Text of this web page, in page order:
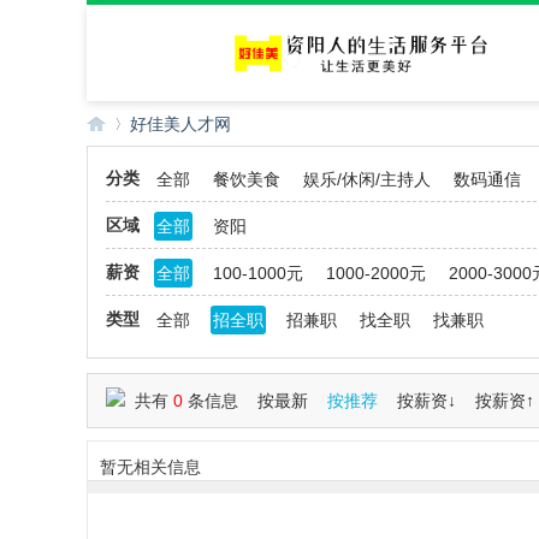
佳
»
好佳美人才网
分类 全部 餐饮美食 娱乐/休闲/主持人 数码通信
区域 全部 资阳
薪资 全部 100-1000元 1000-2000元 2000-3000
类型 全部 招全职 招兼职 找全职 找兼职
共有 0 条信息 按最新 按推荐 按薪资↓ 按薪资↑
暂无相关信息